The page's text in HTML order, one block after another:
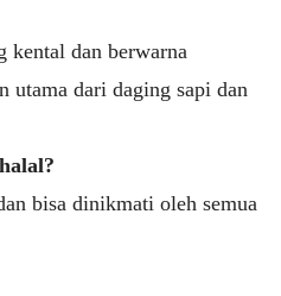
kental dan berwarna
utama dari daging sapi dan
bisa dinikmati oleh semua